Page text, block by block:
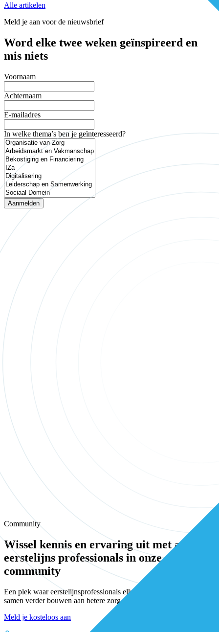
Alle artikelen
Meld je aan voor de nieuwsbrief
Word elke twee weken geïnspireerd en
mis niets
Voornaam
Achternaam
E-mailadres
In welke thema’s ben je geïnteresseerd?
Aanmelden
Community
Wissel kennis en ervaring uit met andere
eerstelijns professionals in onze
community
Een plek waar eerstelijnsprofessionals elkaar vinden, versterken en
samen verder bouwen aan betere zorg.
Meld je kosteloos aan